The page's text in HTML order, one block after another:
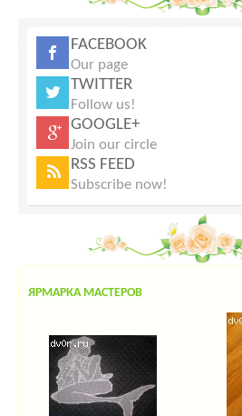
FACEBOOK
Our page
TWITTER
Follow us!
GOOGLE+
Join our circle
RSS FEED
Subscribe now!
ЯРМАРКА МАСТЕРОВ